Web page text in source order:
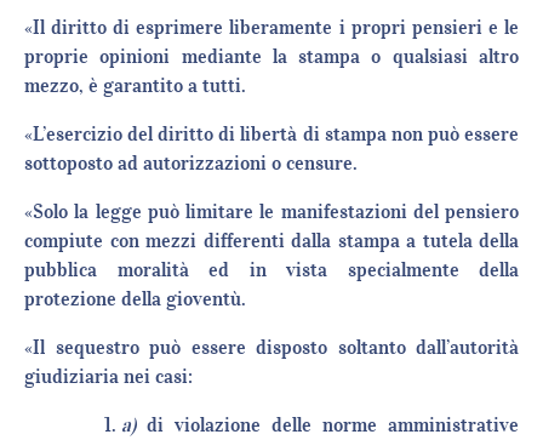
«Il diritto di esprimere liberamente i propri pensieri e le
proprie opinioni mediante la stampa o qualsiasi altro
mezzo, è garantito a tutti.
«L’esercizio del diritto di libertà di stampa non può essere
sottoposto ad autorizzazioni o censure.
«Solo la legge può limitare le manifestazioni del pensiero
compiute con mezzi differenti dalla stampa a tutela della
pubblica moralità ed in vista specialmente della
protezione della gioventù.
«Il sequestro può essere disposto soltanto dall’autorità
giudiziaria nei casi:
a)di violazione delle norme amministrative